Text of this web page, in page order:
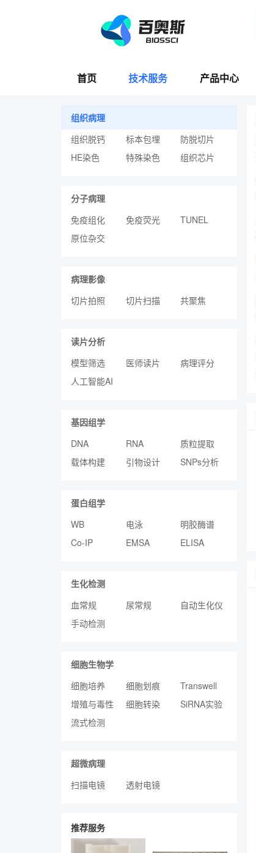
首页 技术服务 产品中心
组织病理
组织脱钙
标本包埋
防脱切片
HE染色
特殊染色 组织芯片
分子病理
免疫组化
免疫荧光
TUNEL
原位杂交
病理影像
切片拍照
切片扫描 共聚焦
读片分析
模型筛选
医师读片
病理评分
人工智能AI
基因组学
DNA
RNA
质粒提取
载体构建
引物设计 SNPs分析
蛋白组学
WB
电泳
明胶酶谱
Co-IP
EMSA ELISA
生化检测
血常规
尿常规
自动生化仪
手动检测
细胞生物学
细胞培养
细胞划痕
Transwell
增殖与毒性
细胞转染
SiRNA实验
流式检测
超微病理
扫描电镜
透射电镜
推荐服务